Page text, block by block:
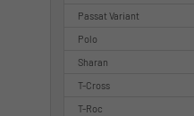
Passat Variant
Polo
Sharan
T-Cross
T-Roc